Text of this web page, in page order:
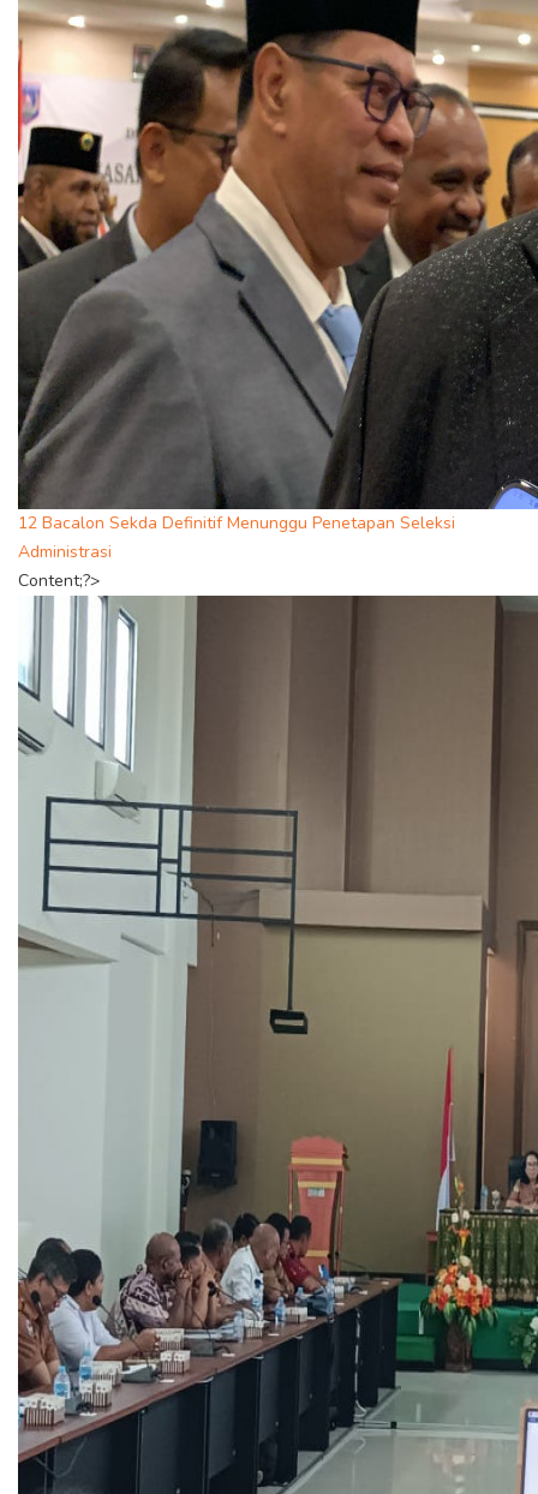
12 Bacalon Sekda Definitif Menunggu Penetapan Seleksi
Administrasi
Content;?>